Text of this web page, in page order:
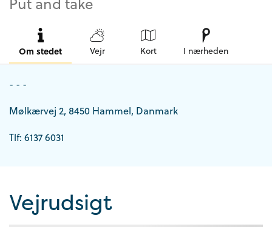
Om stedet Vejr Kort I nærheden
- - -
Mølkærvej 2, 8450 Hammel, Danmark
Tlf: 6137 6031
Vejrudsigt